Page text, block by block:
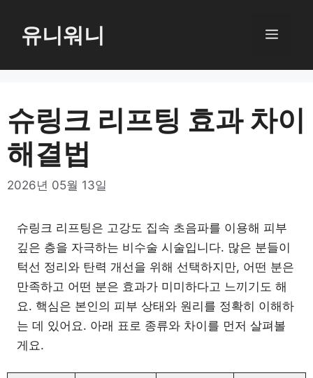
로
뛰
기
유니워니 메
슈링크 리프팅 효과 차이
해결법
2026년 05월 13일
슈링크 리프팅은 고강도 집속 초음파를 이용해 피부
깊은 층을 자극하는 비수술 시술입니다. 많은 분들이
턱선 정리와 탄력 개선을 위해 선택하지만, 어떤 분은
만족하고 어떤 분은 효과가 미미하다고 느끼기도 해
요. 핵심은 본인의 피부 상태와 원리를 정확히 이해하
는 데 있어요. 아래 표로 종류와 차이를 먼저 살펴볼
게요.